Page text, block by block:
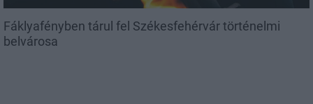
Fáklyafényben tárul fel Székesfehérvár történelmi
belvárosa